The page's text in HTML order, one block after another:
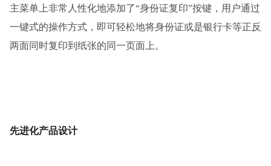
主菜单上非常人性化地添加了“身份证复印”按键，用户通过
一键式的操作方式，即可轻松地将身份证或是银行卡等正反
两面同时复印到纸张的同一页面上。
先进化产品设计